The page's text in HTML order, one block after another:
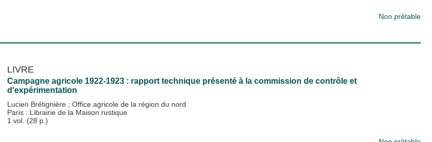
Non prêtable
LIVRE
Campagne agricole 1922-1923 : rapport technique présenté à la commission de contrôle et
d'expérimentation
Lucien Brétignière ; Office agricole de la région du nord
Paris : Librairie de la Maison rustique
1 vol. (28 p.)